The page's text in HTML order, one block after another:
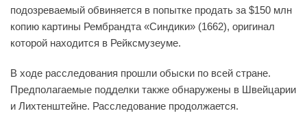
подозреваемый обвиняется в попытке продать за $150 млн
копию картины Рембрандта «Синдики» (1662), оригинал
которой находится в Рейксмузеуме.
В ходе расследования прошли обыски по всей стране.
Предполагаемые подделки также обнаружены в Швейцарии
и Лихтенштейне. Расследование продолжается.